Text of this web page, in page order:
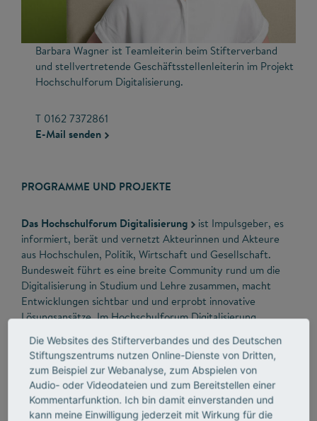
Barbara Wagner ist Teamleiterin beim Stifterverband
und stellvertretende Geschäftsstellenleiterin im Projekt
Hochschulforum Digitalisierung.
T 0162 7372861
E-Mail senden
PROGRAMME UND PROJEKTE
Das Hochschulforum Digitalisierung
ist Impulsgeber, es
informiert, berät und vernetzt Akteurinnen und Akteure
aus Hochschulen, Politik, Wirtschaft und Gesellschaft.
Bundesweit führt es eine breite Community rund um die
Digitalisierung in Studium und Lehre zusammen, macht
Entwicklungen sichtbar und und erprobt innovative
Lösungsansätze. Im Hochschulforum Digitalisierung
verantwortet Barbara Wagner beim Stifterverband das
Arbeitspaket Strategien. Zentrales Projekt ist dabei, die
Peer-to-Peer-Strategieberatung
, die als Beratungs-,
Beteiligungs- und Begleitinstrument für Hochschulen dazu
dient, die Digitalisierung in Studium und Lehre strategisch
zu stärken.
Die Websites des Stifterverbandes und des Deutschen
Stiftungszentrums nutzen Online-Dienste von Dritten,
zum Beispiel zur Webanalyse, zum Abspielen von
Audio- oder Videodateien und zum Bereitstellen einer
Kommentarfunktion. Ich bin damit einverstanden und
kann meine Einwilligung jederzeit mit Wirkung für die